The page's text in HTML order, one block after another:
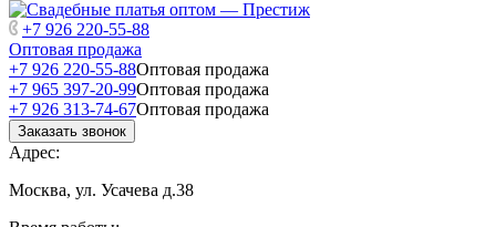
+7 926 220-55-88
Оптовая продажа
+7 926 220-55-88Оптовая продажа
+7 965 397-20-99Оптовая продажа
+7 926 313-74-67Оптовая продажа
Заказать звонок
Адрес:
Москва, ул. Усачева д.38